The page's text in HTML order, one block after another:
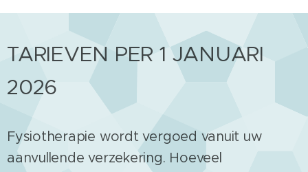
TARIEVEN PER 1 JANUARI
2026
Fysiotherapie wordt vergoed vanuit uw
aanvullende verzekering. Hoeveel